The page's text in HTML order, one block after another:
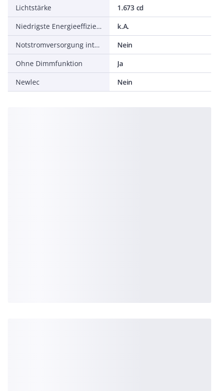
Lichtstärke
1.673 cd
Niedrigste Energieeffizienzklasse des austauschbaren Leuchtmittels
k.A.
Notstromversorgung integriert
Nein
Ohne Dimmfunktion
Ja
Newlec
Nein